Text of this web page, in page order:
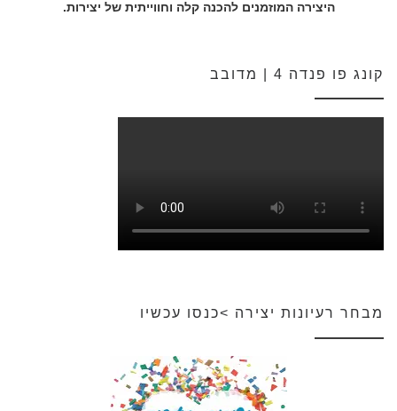
היצירה המוזמנים להכנה קלה וחווייתית של יצירות.
קונג פו פנדה 4 | מדובב
מבחר רעיונות יצירה >כנסו עכשיו